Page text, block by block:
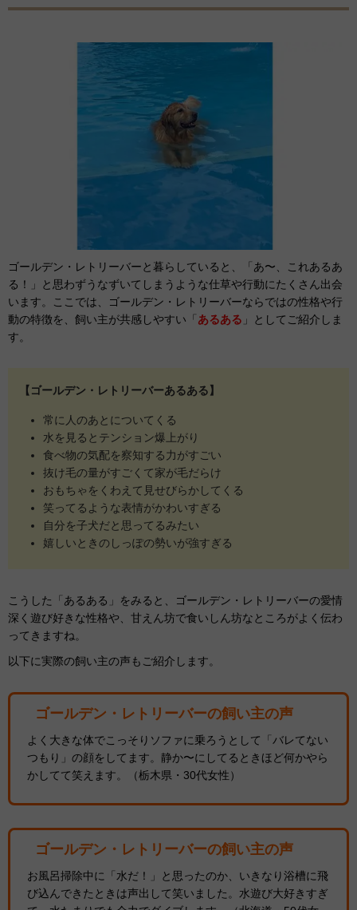
ゴールデン・レトリーバーと暮らしていると、「あ〜、これあるあ
る！」と思わずうなずいてしまうような仕草や行動にたくさん出会
います。ここでは、ゴールデン・レトリーバーならではの性格や行
動の特徴を、飼い主が共感しやすい「 あるある 」としてご紹介しま
す。
【ゴールデン・レトリーバーあるある】
常に人のあとについてくる
水を見るとテンション爆上がり
食べ物の気配を察知する力がすごい
抜け毛の量がすごくて家が毛だらけ
おもちゃをくわえて見せびらかしてくる
笑ってるような表情がかわいすぎる
自分を子犬だと思ってるみたい
嬉しいときのしっぽの勢いが強すぎる
こうした「あるある」をみると、ゴールデン・レトリーバーの愛情
深く遊び好きな性格や、甘えん坊で食いしん坊なところがよく伝わ
ってきますね。
以下に実際の飼い主の声もご紹介します。
ゴールデン・レトリーバーの飼い主の声
よく大きな体でこっそりソファに乗ろうとして「バレてない
つもり」の顔をしてます。静か〜にしてるときほど何かやら
かしてて笑えます。（栃木県・30代女性）
ゴールデン・レトリーバーの飼い主の声
お風呂掃除中に「水だ！」と思ったのか、いきなり浴槽に飛
び込んできたときは声出して笑いました。水遊び大好きすぎ